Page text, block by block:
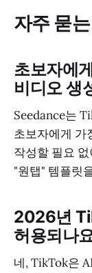
자주 묻
초보자에
비디오 생
Seedance는
초보자에게 가
작성할 필요
"원탭" 템플릿
2026년
허용되나
네, TikTok은